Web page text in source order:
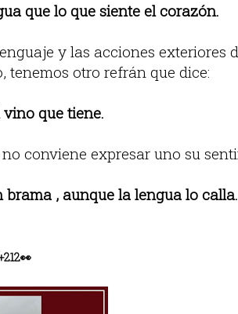
que lo que siente el corazón.
y las acciones exteriores
tenemos otro refrán que dice:
que tiene.
conviene expresar uno su
, aunque la lengua lo calla.
👀